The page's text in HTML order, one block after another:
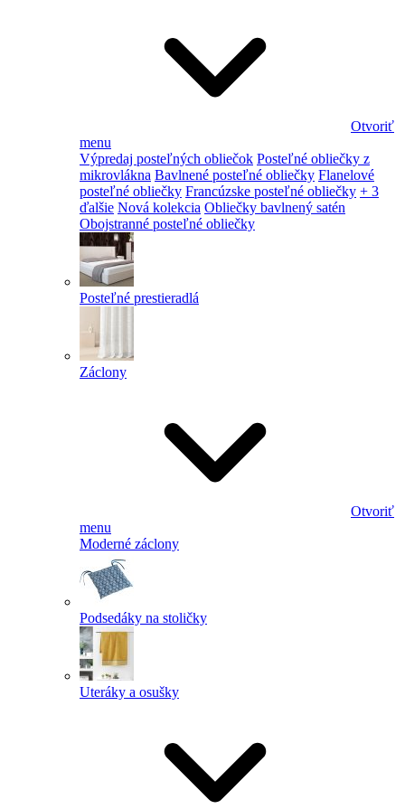
Otvoriť
menu
Výpredaj posteľných obliečok Posteľné obliečky z
mikrovlákna Bavlnené posteľné obliečky Flanelové
posteľné obliečky Francúzske posteľné obliečky + 3
ďalšie Nová kolekcia Obliečky bavlnený satén
Obojstranné posteľné obliečky
Posteľné prestieradlá
Záclony
Otvoriť
menu
Moderné záclony
Podsedáky na stoličky
Uteráky a osušky